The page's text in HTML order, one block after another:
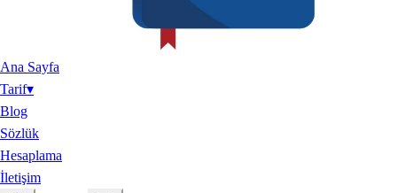
Ana Sayfa
Tarif▾
Blog
Sözlük
Hesaplama
İletişim